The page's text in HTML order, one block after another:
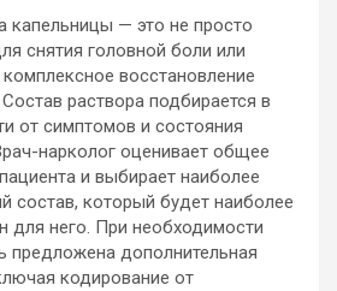
капельницы — это не просто
снятия головной боли или
восстановление
раствора подбирается в
от симптомов и состояния
нарколог оценивает общее
и выбирает наиболее
состав, который будет наиболее
для него. При необходимости
предложена дополнительная
кодирование от